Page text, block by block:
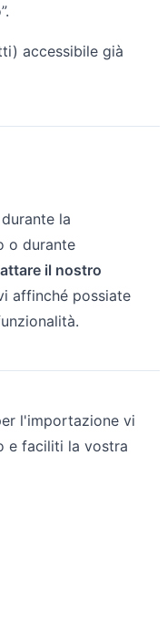
accessibile già
la
o durante
il nostro
affinché possiate
l'importazione vi
e faciliti la vostra